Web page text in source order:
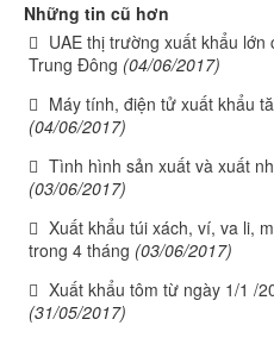
Những tin cũ hơn
UAE thị trường xuất khẩu
Trung Đông (04/06/2017)
Máy tính, điện tử xuất khẩu
(04/06/2017)
Tình hình sản xuất và xuất
(03/06/2017)
Xuất khẩu túi xách, ví, va li,
trong 4 tháng (03/06/2017)
Xuất khẩu tôm từ ngày 1/1 /
(31/05/2017)